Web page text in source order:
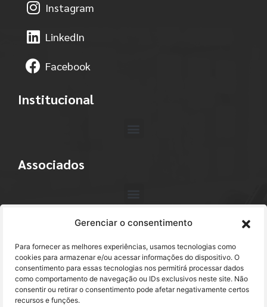
Gerenciar o consentimento
Para fornecer as melhores experiências, usamos tecnologias como
cookies para armazenar e/ou acessar informações do dispositivo. O
consentimento para essas tecnologias nos permitirá processar dados
como comportamento de navegação ou IDs exclusivos neste site. Não
consentir ou retirar o consentimento pode afetar negativamente certos
recursos e funções.
Instagram
LinkedIn
Facebook
Institucional
Associados
+55 (11) 3113-4040
abracam@abracam.com